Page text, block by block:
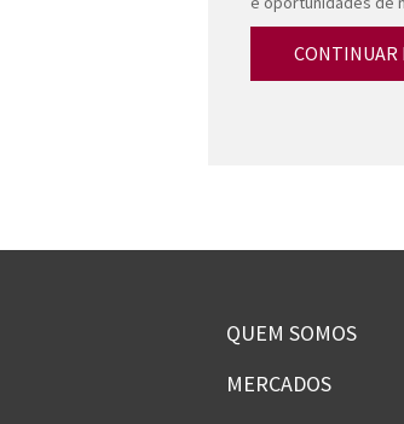
CONTINUAR
QUEM SOMOS
MERCADOS